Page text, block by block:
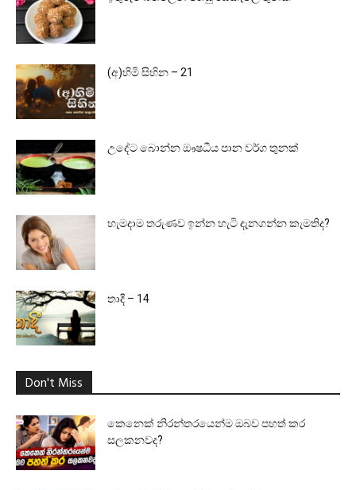
(අ)හිමි සිහින – 21
උදේට බොන්න ඖෂධීය පාන වර්ග තුනක්
හැමදාම තරුණව ඉන්න හැටි දැනගන්න කැමතිද?
තාදී – 14
Don't Miss
කෙනෙක් නිරන්තරයෙන්ම ඔබව පහත් කර
සලකනවද?